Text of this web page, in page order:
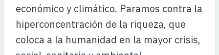
económico y climático. Paramos contra la
hiperconcentración de la riqueza, que
coloca a la humanidad en la mayor crisis,